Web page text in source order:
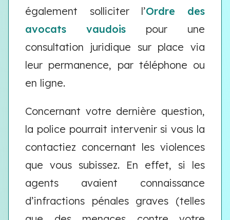
également solliciter l’Ordre des
avocats vaudois pour une
consultation juridique sur place via
leur permanence, par téléphone ou
en ligne.
Concernant votre dernière question,
la police pourrait intervenir si vous la
contactiez concernant les violences
que vous subissez. En effet, si les
agents avaient connaissance
d’infractions pénales graves (telles